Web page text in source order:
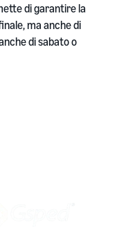
di garantire la
ma anche di
di sabato o